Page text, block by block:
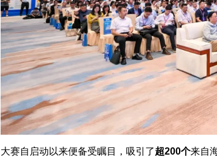
大赛自启动以来便备受瞩目，吸引了超200个来自